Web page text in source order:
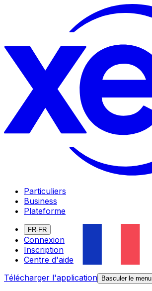
Particuliers
Business
Plateforme
FR-FR
Connexion
Inscription
Centre d'aide
Télécharger l'application
Basculer le menu